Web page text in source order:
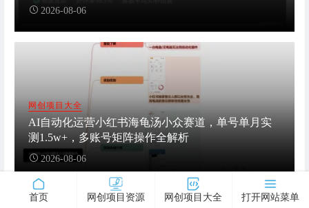
2026-08-06
网创项目大全
AI自动化运营小红书海龟汤小众赛道，单号单月实
测1.5w+，多账号矩阵操作全解析
2026-08-06
首页 网创项目资源 网创项目大全 打开网站菜单